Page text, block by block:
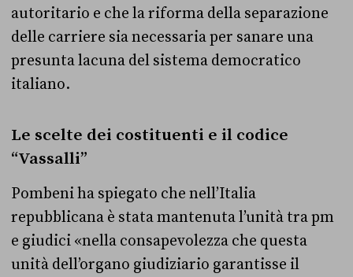
autoritario e che la riforma della separazione
delle carriere sia necessaria per sanare una
presunta lacuna del sistema democratico
italiano.
Le scelte dei costituenti e il codice
“Vassalli”
Pombeni ha spiegato che nell’Italia
repubblicana è stata mantenuta l’unità tra pm
e giudici «nella consapevolezza che questa
unità dell’organo giudiziario garantisse il